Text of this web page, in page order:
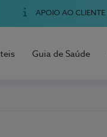
APOIO AO CLIENTE
Guia de Saúde